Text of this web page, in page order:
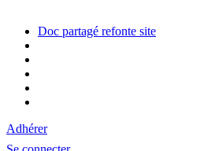
Doc partagé refonte site
Adhérer